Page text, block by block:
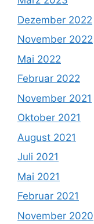
Dezember 2022
November 2022
Mai 2022
Februar 2022
November 2021
Oktober 2021
August 2021
Juli 2021
Mai 2021
Februar 2021
November 2020